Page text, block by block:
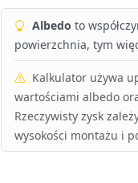
Albedo to
powierzchnia, tym
Kalkulator używa
wartościami albedo
Rzeczywisty zysk
wysokości montażu i